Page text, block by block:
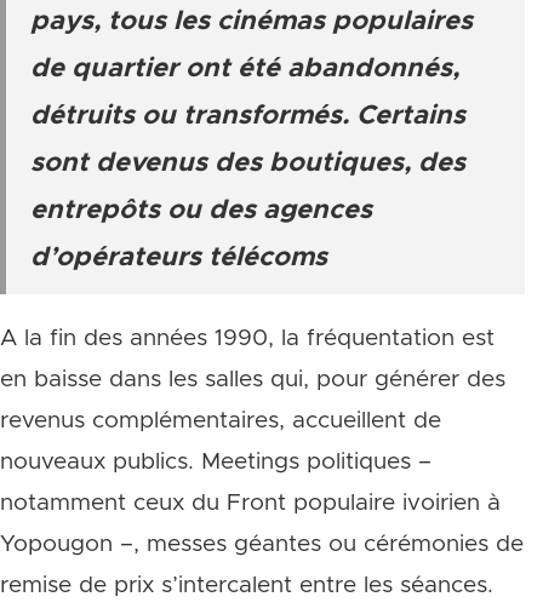
pays, tous les cinémas populaires
de quartier ont été abandonnés,
détruits ou transformés. Certains
sont devenus des boutiques, des
entrepôts ou des agences
d’opérateurs télécoms
A la fin des années 1990, la fréquentation est
en baisse dans les salles qui, pour générer des
revenus complémentaires, accueillent de
nouveaux publics. Meetings politiques –
notamment ceux du Front populaire ivoirien à
Yopougon –, messes géantes ou cérémonies de
remise de prix s’intercalent entre les séances.